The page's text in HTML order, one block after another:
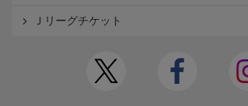
Ｊリーグチケット